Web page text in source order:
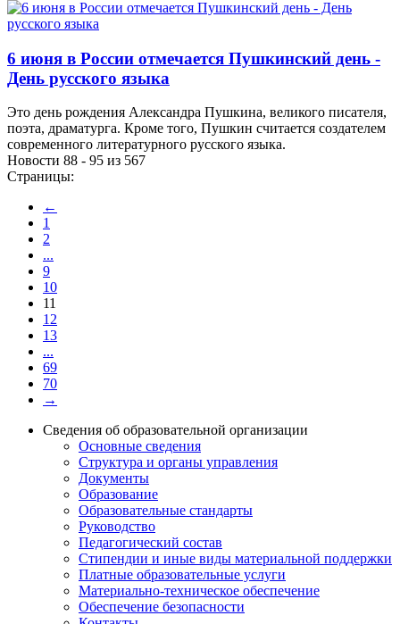
6 июня в России отмечается Пушкинский день -
День русского языка
Это день рождения Александра Пушкина, великого писателя,
поэта, драматурга. Кроме того, Пушкин считается создателем
современного литературного русского языка.
Новости 88 - 95 из 567
Страницы:
←
1
2
...
9
10
11
12
13
...
69
70
→
Сведения об образовательной организации
Основные сведения
Структура и органы управления
Документы
Образование
Образовательные стандарты
Руководство
Педагогический состав
Стипендии и иные виды материальной поддержки
Платные образовательные услуги
Материально-техническое обеспечение
Обеспечение безопасности